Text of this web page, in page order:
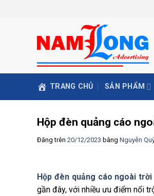
TRANG CHỦ SẢN PHẨM
Hộp đèn quảng cáo
Đăng trên 20/12/2023 bằng Nguyễn
Hộp đèn quảng cáo ngoài trời
gần đây, với nhiều ưu điểm nổi